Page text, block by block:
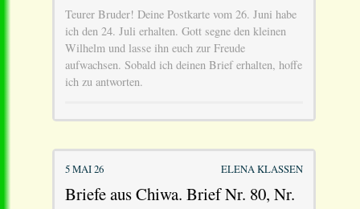
Teurer Bruder! Deine Postkarte vom 26. Juni habe
ich den 24. Juli erhalten. Gott segne den kleinen
Wilhelm und lasse ihn euch zur Freude
aufwachsen. Sobald ich deinen Brief erhalten, hoffe
ich zu antworten.
5 MAI 26 ELENA KLASSEN
Briefe aus Chiwa. Brief Nr. 80, Nr.